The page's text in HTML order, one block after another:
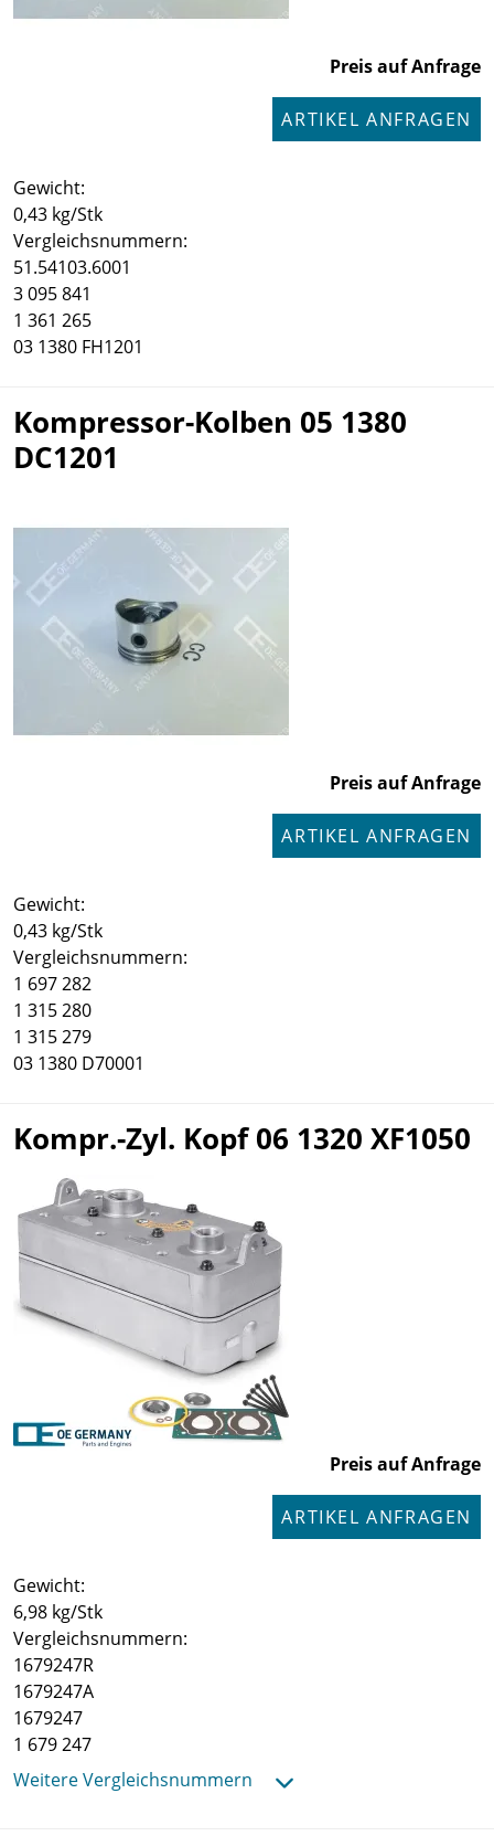
Preis auf Anfrage
ARTIKEL ANFRAGEN
Gewicht:
0,43 kg/Stk
Vergleichsnummern:
51.54103.6001
3 095 841
1 361 265
03 1380 FH1201
Kompressor-Kolben 05 1380
DC1201
Preis auf Anfrage
ARTIKEL ANFRAGEN
Gewicht:
0,43 kg/Stk
Vergleichsnummern:
1 697 282
1 315 280
1 315 279
03 1380 D70001
Kompr.-Zyl. Kopf 06 1320 XF1050
Preis auf Anfrage
ARTIKEL ANFRAGEN
Gewicht:
6,98 kg/Stk
Vergleichsnummern:
1679247R
1679247A
1679247
1 679 247
Weitere Vergleichsnummern